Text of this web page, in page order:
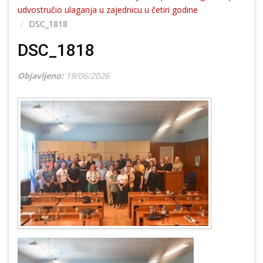
udvostručio ulaganja u zajednicu u četiri godine
DSC_1818
DSC_1818
Objavljeno: 19/06/2026